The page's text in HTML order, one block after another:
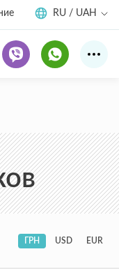
RU / UAH
ГРН USD EUR